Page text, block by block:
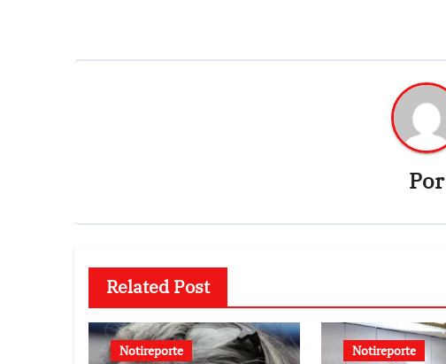
Por
Related Post
Notireporte Notireporte